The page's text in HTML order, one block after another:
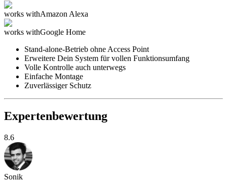
works withAmazon Alexa
works withGoogle Home
Stand-alone-Betrieb ohne Access Point
Erweitere Dein System für vollen Funktionsumfang
Volle Kontrolle auch unterwegs
Einfache Montage
Zuverlässiger Schutz
Expertenbewertung
8.6
Sonik